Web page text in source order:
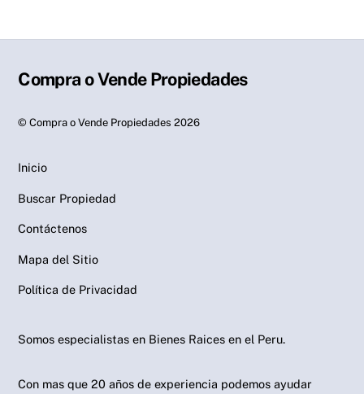
Compra o Vende Propiedades
©Compra o Vende Propiedades 2026
Inicio
Buscar Propiedad
Contáctenos
Mapa del Sitio
Política de Privacidad
Somos especialistas en Bienes Raices en el Peru.
Con mas que 20 años de experiencia podemos ayudar